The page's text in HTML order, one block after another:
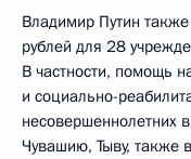
Владимир Путин
рублей для 28
В частности, помощь
и социально-
несовершеннолетних
Чувашию, Тыву, также